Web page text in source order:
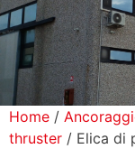
Prodotti
Home /
thruster / Elica di